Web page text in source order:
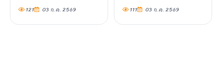
121 03 ก.ค. 2569 111 03 ก.ค. 2569